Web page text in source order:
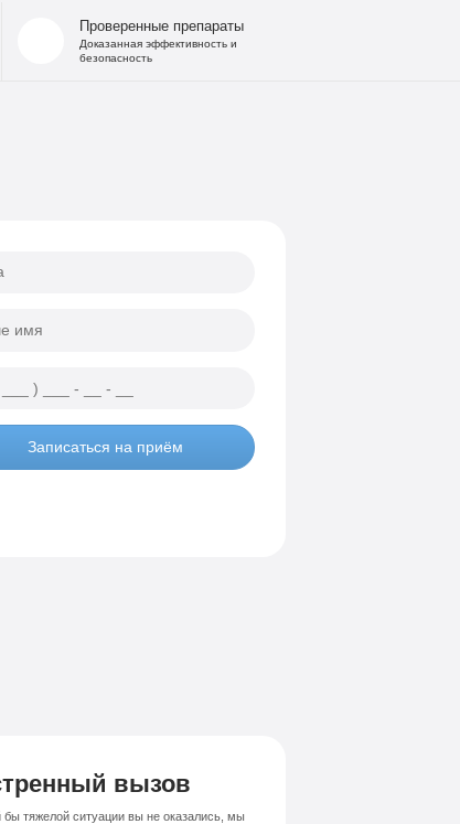
Проверенные препараты
Доказанная эффективность и
безопасность
Записаться на приём
вызов
бы тяжелой ситуации вы не оказались, мы